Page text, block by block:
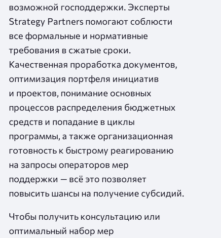
возможной господдержки. Эксперты
Strategy Partners помогают соблюсти
все формальные и нормативные
требования в сжатые сроки.
Качественная проработка документов,
оптимизация портфеля инициатив
и проектов, понимание основных
процессов распределения бюджетных
средств и попадание в циклы
программы, а также организационная
готовность к быстрому реагированию
на запросы операторов мер
поддержки — всё это позволяет
повысить шансы на получение субсидий.
Чтобы получить консультацию или
оптимальный набор мер